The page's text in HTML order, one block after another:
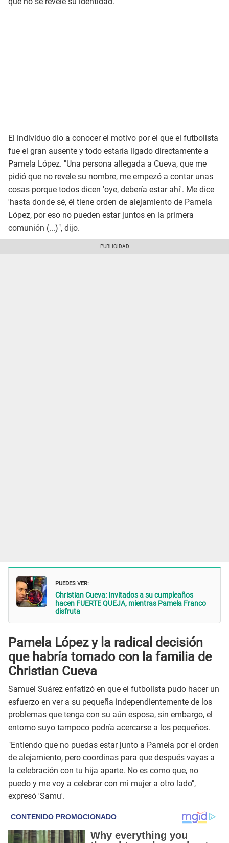
El individuo dio a conocer el motivo por el que el futbolista
fue el gran ausente y todo estaría ligado directamente a
Pamela López. "Una persona allegada a Cueva, que me
pidió que no revele su nombre, me empezó a contar unas
cosas porque todos dicen 'oye, debería estar ahí'. Me dice
'hasta donde sé, él tiene orden de alejamiento de Pamela
López, por eso no pueden estar juntos en la primera
comunión (...)", dijo.
PUEDES VER:
Christian Cueva: Invitados a su cumpleaños
hacen FUERTE QUEJA, mientras Pamela Franco
disfruta
Pamela López y la radical decisión
que habría tomado con la familia de
Christian Cueva
Samuel Suárez enfatizó en que el futbolista pudo hacer un
esfuerzo en ver a su pequeña independientemente de los
problemas que tenga con su aún esposa, sin embargo, el
entorno suyo tampoco podría acercarse a los pequeños.
"Entiendo que no puedas estar junto a Pamela por el orden
de alejamiento, pero coordinas para que después vayas a
la celebración con tu hija aparte. No es como que, no
puedo y me voy a celebrar con mi mujer a otro lado",
expresó 'Samu'.